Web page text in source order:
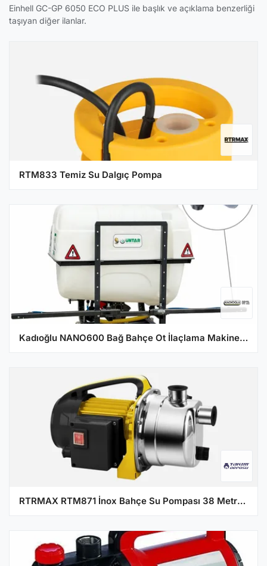
Einhell GC-GP 6050 ECO PLUS ile başlık ve açıklama benzerliği
taşıyan diğer ilanlar.
RTM833 Temiz Su Dalgıç Pompa
Kadıoğlu NANO600 Bağ Bahçe Ot İlaçlama Makinesi (600 Litre)
RTRMAX RTM871 İnox Bahçe Su Pompası 38 Metre 800W